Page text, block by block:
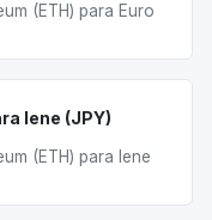
(ETH) para Euro
Iene (JPY)
(ETH) para Iene